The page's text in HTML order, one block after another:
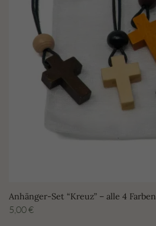
Anhänger-Set “Kreuz” – alle 4 Farben
5,00€